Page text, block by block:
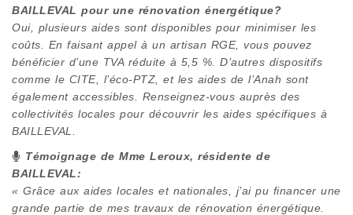
BAILLEVAL pour une rénovation énergétique?
Oui, plusieurs aides sont disponibles pour minimiser les
coûts. En faisant appel à un artisan RGE, vous pouvez
bénéficier d’une TVA réduite à 5,5 %. D’autres dispositifs
comme le CITE, l’éco-PTZ, et les aides de l’Anah sont
également accessibles. Renseignez-vous auprès des
collectivités locales pour découvrir les aides spécifiques à
BAILLEVAL
Témoignage de Mme Leroux, résidente de
BAILLEVAL:
« Grâce aux aides locales et nationales, j’ai pu financer une
grande partie de mes travaux de rénovation énergétique.